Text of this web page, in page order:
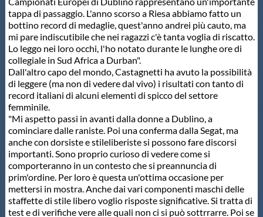
Flash News
Galleria fotografica
Videogallery
Intranet
Webmail
Contatti
tappa di passaggio. L'anno scorso a Riesa abbiamo fatto un
bottino record di medaglie, quest'anno andrei più cauto, ma
mi pare indiscutibile che nei ragazzi c'è tanta voglia di riscatto.
Lo leggo nei loro occhi, l'ho notato durante le lunghe ore di
collegiale in Sud Africa a Durban".
Dall'altro capo del mondo, Castagnetti ha avuto la possibilità
di leggere (ma non di vedere dal vivo) i risultati con tanto di
record italiani di alcuni elementi di spicco del settore
femminile.
"Mi aspetto passi in avanti dalla donne a Dublino, a
cominciare dalle raniste. Poi una conferma dalla Segat, ma
anche con dorsiste e stileliberiste si possono fare discorsi
importanti. Sono proprio curioso di vedere come si
comporteranno in un contesto che si preannuncia di
prim'ordine. Per loro è questa un'ottima occasione per
mettersi in mostra. Anche dai vari componenti maschi delle
staffette di stile libero voglio risposte significative. Si tratta di
test e di verifiche vere alle quali non ci si può sottrrarre. Poi se